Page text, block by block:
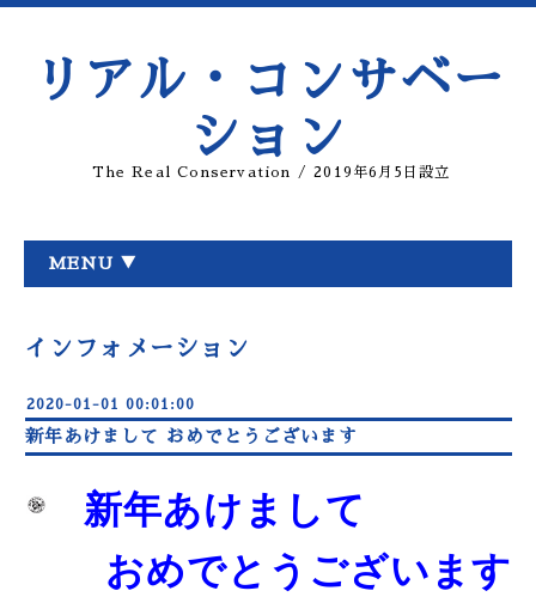
リアル・コンサベー
ション
The Real Conservation / 2019年6月5日設立
MENU ▼
インフォメーション
2020-01-01 00:01:00
新年あけまして おめでとうございます
新年あけまして
おめでとうございます